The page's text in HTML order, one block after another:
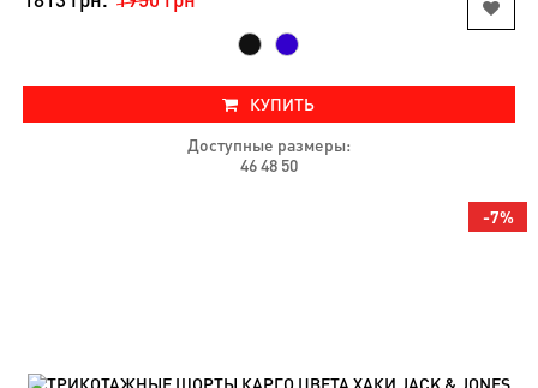
КУПИТЬ
Доступные размеры:
46 48 50
-7%